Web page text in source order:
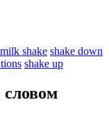
milk shake shake down
shake up